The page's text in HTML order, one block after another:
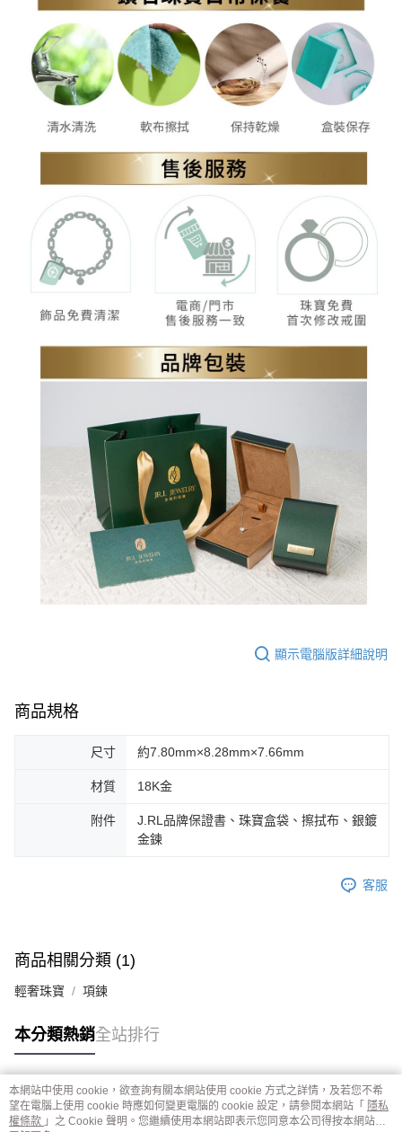
顯示電腦版詳細說明
商品規格
尺寸 約7.80mm×8.28mm×7.66mm
材質 18K金
附件
J.RL品牌保證書、珠寶盒袋、擦拭布、銀鍍
金鍊
客服
商品相關分類 (1)
輕奢珠寶 項鍊
本分類熱銷全站排行
熱門標籤
本網站中使用 cookie，欲查詢有關本網站使用 cookie 方式之詳情，及若您不希
望在電腦上使用 cookie 時應如何變更電腦的 cookie 設定，請參閱本網站「 隱私
權條款 」之 Cookie 聲明。您繼續使用本網站即表示您同意本公司得按本網站使